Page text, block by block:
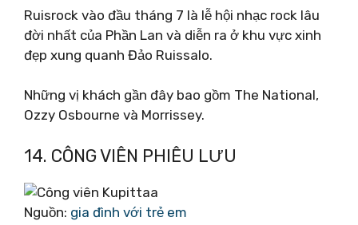
Ruisrock vào đầu tháng 7 là lễ hội nhạc rock lâu
đời nhất của Phần Lan và diễn ra ở khu vực xinh
đẹp xung quanh Đảo Ruissalo.
Những vị khách gần đây bao gồm The National,
Ozzy Osbourne và Morrissey.
14. CÔNG VIÊN PHIÊU LƯU
Nguồn: gia đình với trẻ em